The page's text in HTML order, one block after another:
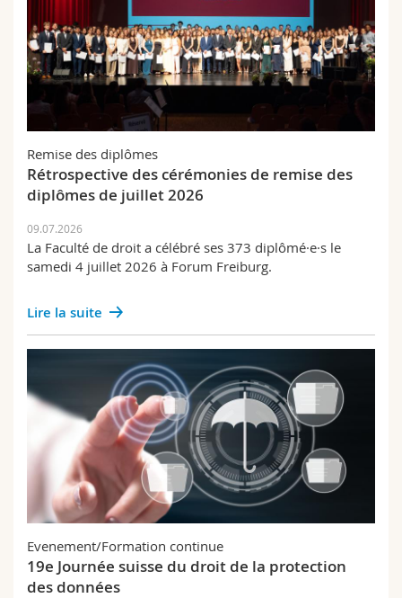
Remise des diplômes
Rétrospective des cérémonies de remise des
diplômes de juillet 2026
09.07.2026
La Faculté de droit a célébré ses 373 diplômé·e·s le
samedi 4 juillet 2026 à Forum Freiburg.
Lire la suite
Evenement/Formation continue
19e Journée suisse du droit de la protection
des données